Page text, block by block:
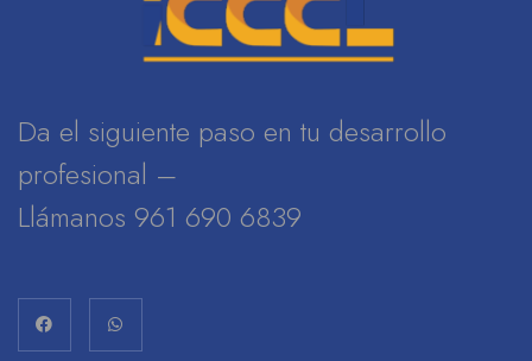
Da el siguiente paso en tu desarrollo
profesional –
Llámanos 961 690 6839